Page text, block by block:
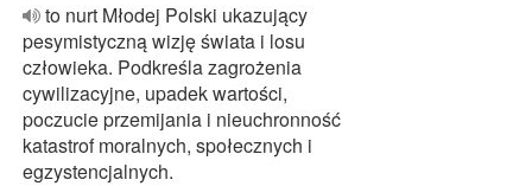
to nurt Młodej Polski ukazujący
pesymistyczną wizję świata i losu
człowieka. Podkreśla zagrożenia
cywilizacyjne, upadek wartości,
poczucie przemijania i nieuchronność
katastrof moralnych, społecznych i
egzystencjalnych.